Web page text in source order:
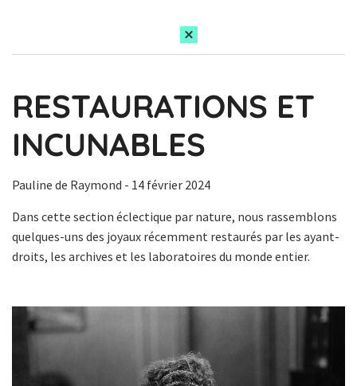
RESTAURATIONS ET
INCUNABLES
Pauline de Raymond - 14 février 2024
Dans cette section éclectique par nature, nous rassemblons
quelques-uns des joyaux récemment restaurés par les ayant-
droits, les archives et les laboratoires du monde entier.